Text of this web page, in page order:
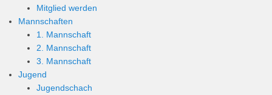
Mitglied werden
Mannschaften
1. Mannschaft
2. Mannschaft
3. Mannschaft
Jugend
Jugendschach